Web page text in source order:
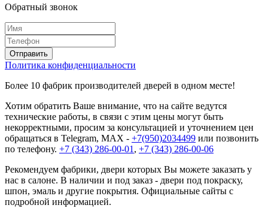
Обратный звонок
Политика конфиденциальности
Более 10 фабрик производителей дверей в одном месте!
Хотим обратить Ваше внимание, что на сайте ведутся
технические работы, в связи с этим цены могут быть
некорректными, просим за консультацией и уточнением цен
обращаться в Telegram, MAX - +7(950)2034499 или позвонить
по телефону. +7 (343) 286-00-01 , +7 (343) 286-00-06
Рекомендуем фабрики, двери которых Вы можете заказать у
нас в салоне. В наличии и под заказ - двери под покраску,
шпон, эмаль и другие покрытия. Официальные сайты с
подробной информацией.